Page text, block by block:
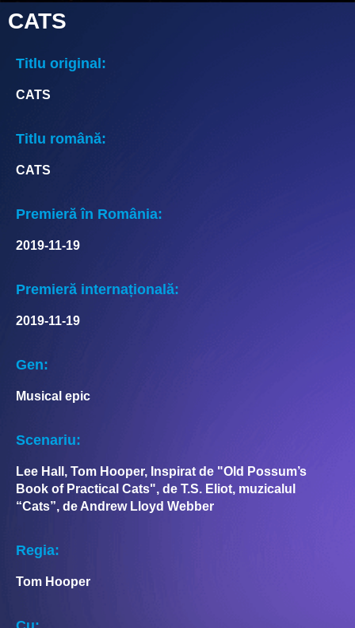
CATS
Titlu original:
CATS
Titlu română:
CATS
Premieră în România:
2019-11-19
Premieră internațională:
2019-11-19
Gen:
Musical epic
Scenariu:
Lee Hall, Tom Hooper, Inspirat de "Old Possum’s
Book of Practical Cats", de T.S. Eliot, muzicalul
“Cats”, de Andrew Lloyd Webber
Regia:
Tom Hooper